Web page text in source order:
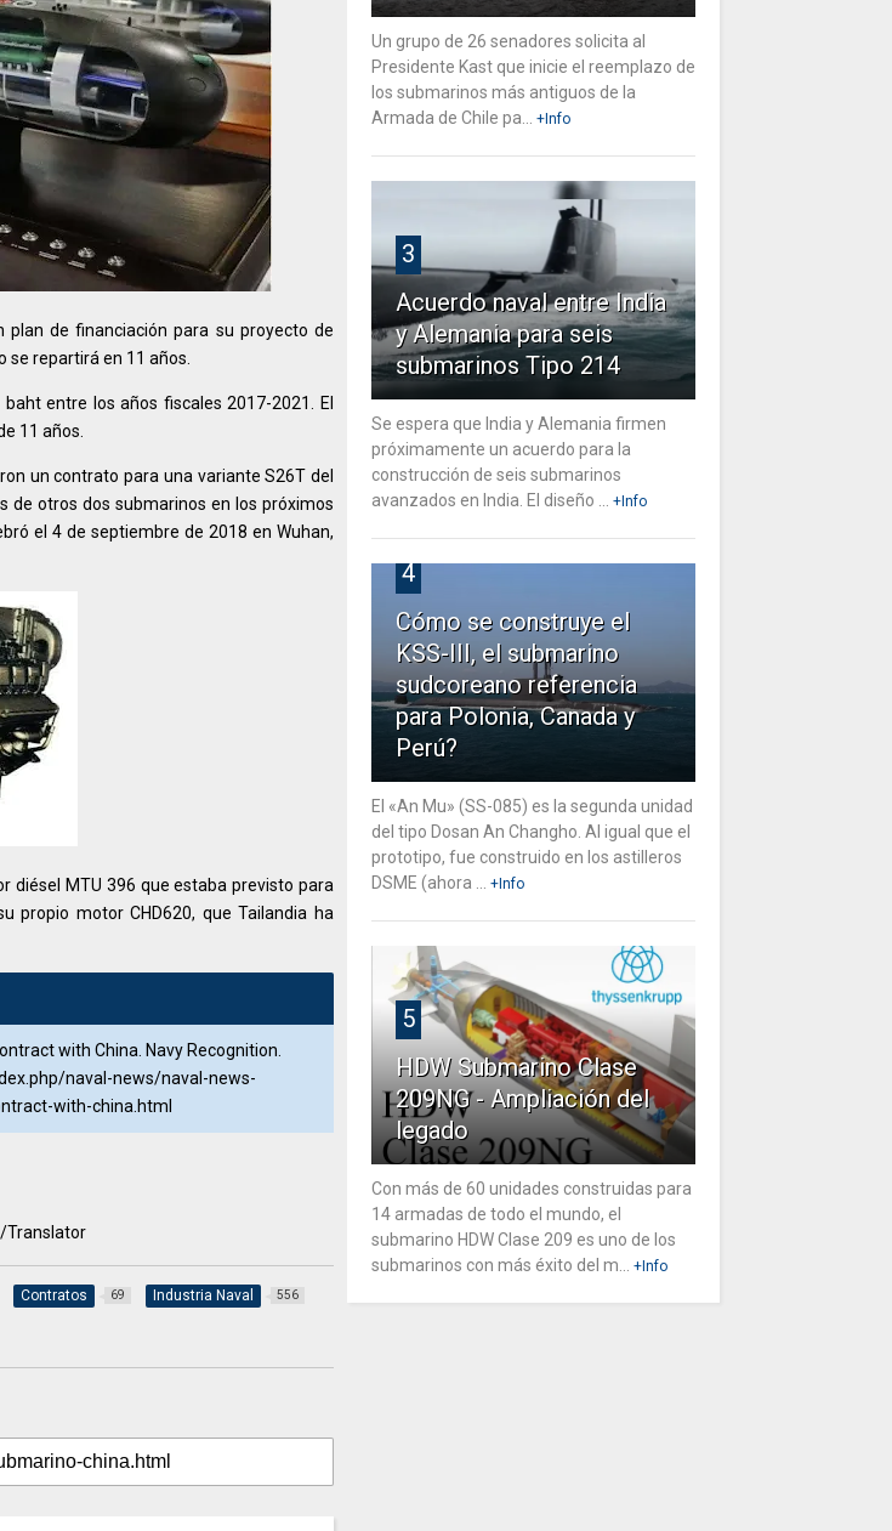
plan de financiación para su proyecto de
se repartirá en 11 años.
entre los años fiscales 2017-2021. El
11 años.
un contrato para una variante S26T del
de otros dos submarinos en los próximos
el 4 de septiembre de 2018 en Wuhan,
diésel MTU 396 que estaba previsto para
propio motor CHD620, que Tailandia ha
with China. Navy Recognition.
naval-news/naval-news-
with-china.html
Translator
Contratos 69 Industria Naval 556
Un grupo de 26 senadores solicita al
Presidente Kast que inicie el reemplazo de
los submarinos más antiguos de la
Armada de Chile pa...
+Info
3
Acuerdo naval entre India
y Alemania para seis
submarinos Tipo 214
Se espera que India y Alemania firmen
próximamente un acuerdo para la
construcción de seis submarinos
avanzados en India. El diseño ...
+Info
4
Cómo se construye el
KSS-III, el submarino
sudcoreano referencia
para Polonia, Canada y
Perú?
El «An Mu» (SS-085) es la segunda unidad
del tipo Dosan An Changho. Al igual que el
prototipo, fue construido en los astilleros
DSME (ahora ...
+Info
5
HDW Submarino Clase
209NG - Ampliación del
legado
Con más de 60 unidades construidas para
14 armadas de todo el mundo, el
submarino HDW Clase 209 es uno de los
submarinos con más éxito del m...
+Info